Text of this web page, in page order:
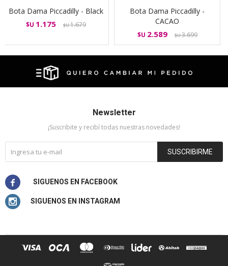
Bota Dama Piccadilly - Black
$U 1.175 $U1.679
Bota Dama Piccadilly -
CACAO
$U 2.589 $U3.699
Newsletter
¡Suscribite y recibí todas nuestras novedades!
SUSCRIBIRME

